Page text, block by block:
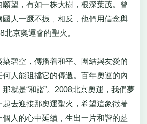
望，有如一株大樹，根深葉茂。曾
國人一蹶不振，相反，他們用信念與
北京奧運會的聖火。
碧空，傳播着和平、團結與友愛的
何人能阻擋它的傳遞。百年奧運的內
就是“和諧”。2008北京奧運，我們夢
起去迎接那奧運聖火，希望這象徵著
個人的心中延續，生出一片和諧的藍